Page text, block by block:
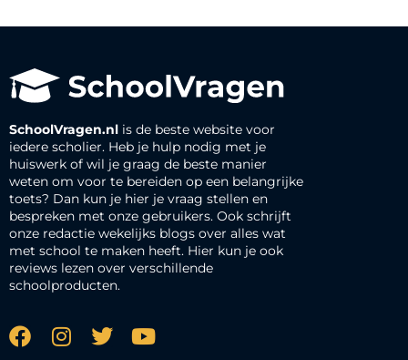
SchoolVragen.nl is de beste website voor
iedere scholier. Heb je hulp nodig met je
huiswerk of wil je graag de beste manier
weten om voor te bereiden op een belangrijke
toets? Dan kun je hier je vraag stellen en
bespreken met onze gebruikers. Ook schrijft
onze redactie wekelijks blogs over alles wat
met school te maken heeft. Hier kun je ook
reviews lezen over verschillende
schoolproducten.